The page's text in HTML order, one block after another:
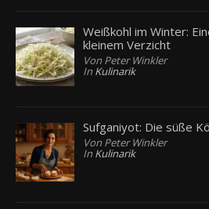
Weißkohl im Winter:
kleinem Verzicht
Von Peter Winkler
In Kulinarik
Sufganiyot: Die süße
Von Peter Winkler
In Kulinarik